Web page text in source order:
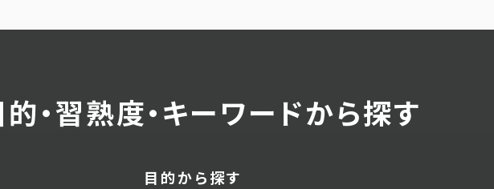
的・習熟度・キーワードから探す
目的から探す